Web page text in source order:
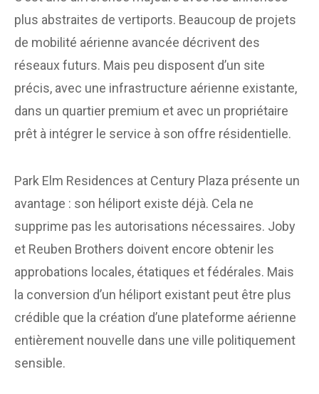
plus abstraites de vertiports. Beaucoup de projets
de mobilité aérienne avancée décrivent des
réseaux futurs. Mais peu disposent d’un site
précis, avec une infrastructure aérienne existante,
dans un quartier premium et avec un propriétaire
prêt à intégrer le service à son offre résidentielle.
Park Elm Residences at Century Plaza présente un
avantage : son héliport existe déjà. Cela ne
supprime pas les autorisations nécessaires. Joby
et Reuben Brothers doivent encore obtenir les
approbations locales, étatiques et fédérales. Mais
la conversion d’un héliport existant peut être plus
crédible que la création d’une plateforme aérienne
entièrement nouvelle dans une ville politiquement
sensible.